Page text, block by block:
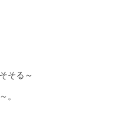
そる～
。